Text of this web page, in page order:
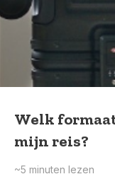
Welk
mijn reis?
~5 minuten lezen